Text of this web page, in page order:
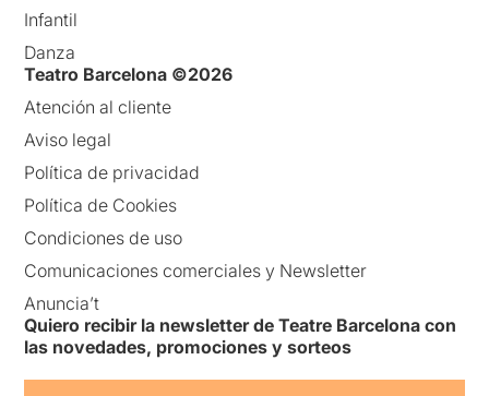
Infantil
Danza
Teatro Barcelona ©2026
Atención al cliente
Aviso legal
Política de privacidad
Política de Cookies
Condiciones de uso
Comunicaciones comerciales y Newsletter
Anuncia’t
Quiero recibir la newsletter de Teatre Barcelona con
las novedades, promociones y sorteos